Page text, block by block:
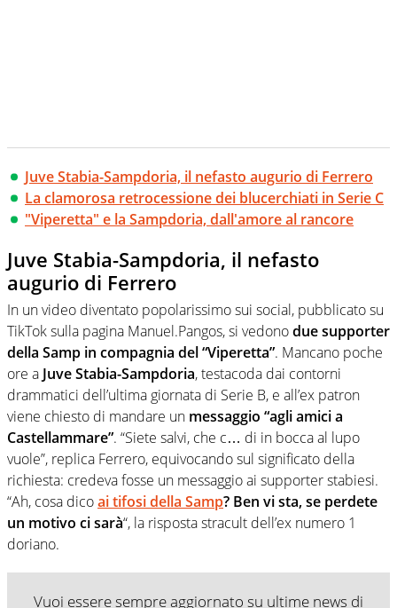
Juve Stabia-Sampdoria, il nefasto augurio di Ferrero
La clamorosa retrocessione dei blucerchiati in Serie C
"Viperetta" e la Sampdoria, dall'amore al rancore
Juve Stabia-Sampdoria, il nefasto
augurio di Ferrero
In un video diventato popolarissimo sui social, pubblicato su
TikTok sulla pagina Manuel.Pangos, si vedonodue supporter
della Samp in compagnia del “Viperetta”. Mancano poche
ore a Juve Stabia-Sampdoria, testacoda dai contorni
drammatici dell’ultima giornata di Serie B, e all’ex patron
viene chiesto di mandare un messaggio “agli amici a
Castellammare”. “Siete salvi, che c… di in bocca al lupo
vuole”, replica Ferrero, equivocando sul significato della
richiesta: credeva fosse un messaggio ai supporter stabiesi.
“Ah, cosa dicoai tifosi della Samp? Ben vi sta, se perdete
un motivo ci sarà“, la risposta stracult dell’ex numero 1
doriano.
Vuoi essere sempre aggiornato su ultime news di